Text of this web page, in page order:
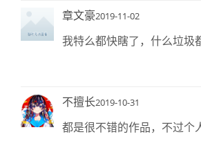
章文豪2019-11-02
我特么都快瞎了，什么垃圾
不擅长2019-10-31
都是很不错的作品，不过个